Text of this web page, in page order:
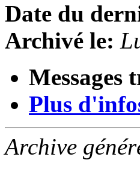
Date du
Archivé le:
Messages
Plus
Archive